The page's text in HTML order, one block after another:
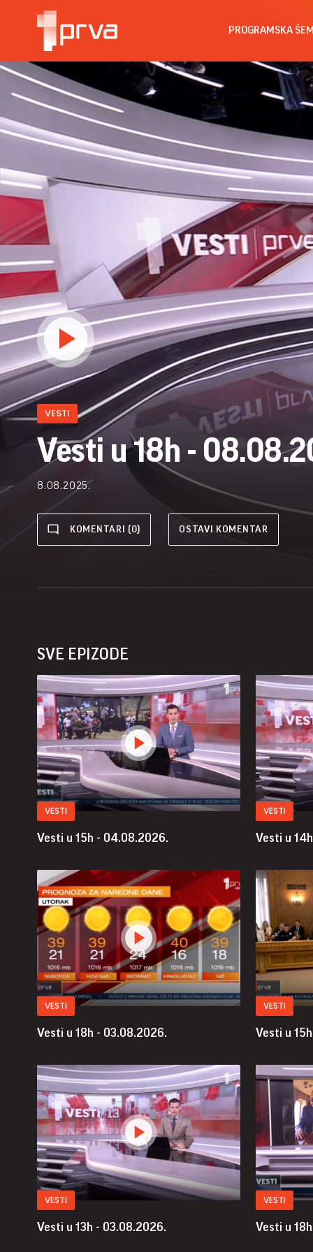
PROGRAMSKA
VESTI
Vesti u 18h -
8.08.2025.
KOMENTARI (0) OSTAVI KOMENTAR
SVE EPIZODE
VESTI
Vesti u 15h - 04.08.2026.
VESTI
Vesti u
VESTI
Vesti u 18h - 03.08.2026.
VESTI
Vesti u
VESTI
Vesti u 13h - 03.08.2026.
VESTI
Vesti u